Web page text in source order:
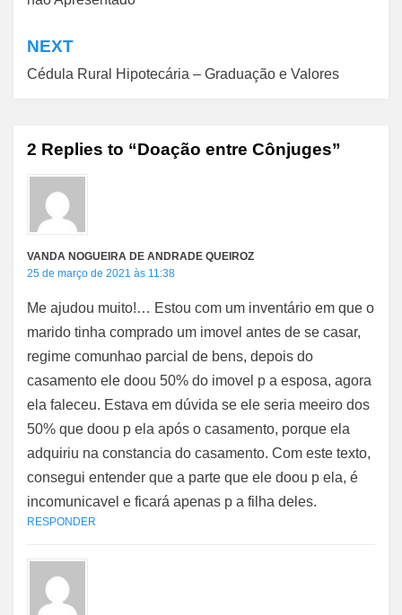
Post
NEXT
Cédula Rural Hipotecária – Graduação e Valores
2 Replies to “Doação entre Cônjuges”
VANDA NOGUEIRA DE ANDRADE QUEIROZ
25 de março de 2021 às 11:38
Me ajudou muito!… Estou com um inventário em que o
marido tinha comprado um imovel antes de se casar,
regime comunhao parcial de bens, depois do
casamento ele doou 50% do imovel p a esposa, agora
ela faleceu. Estava em dúvida se ele seria meeiro dos
50% que doou p ela após o casamento, porque ela
adquiriu na constancia do casamento. Com este texto,
consegui entender que a parte que ele doou p ela, é
incomunicavel e ficará apenas p a filha deles.
RESPONDER